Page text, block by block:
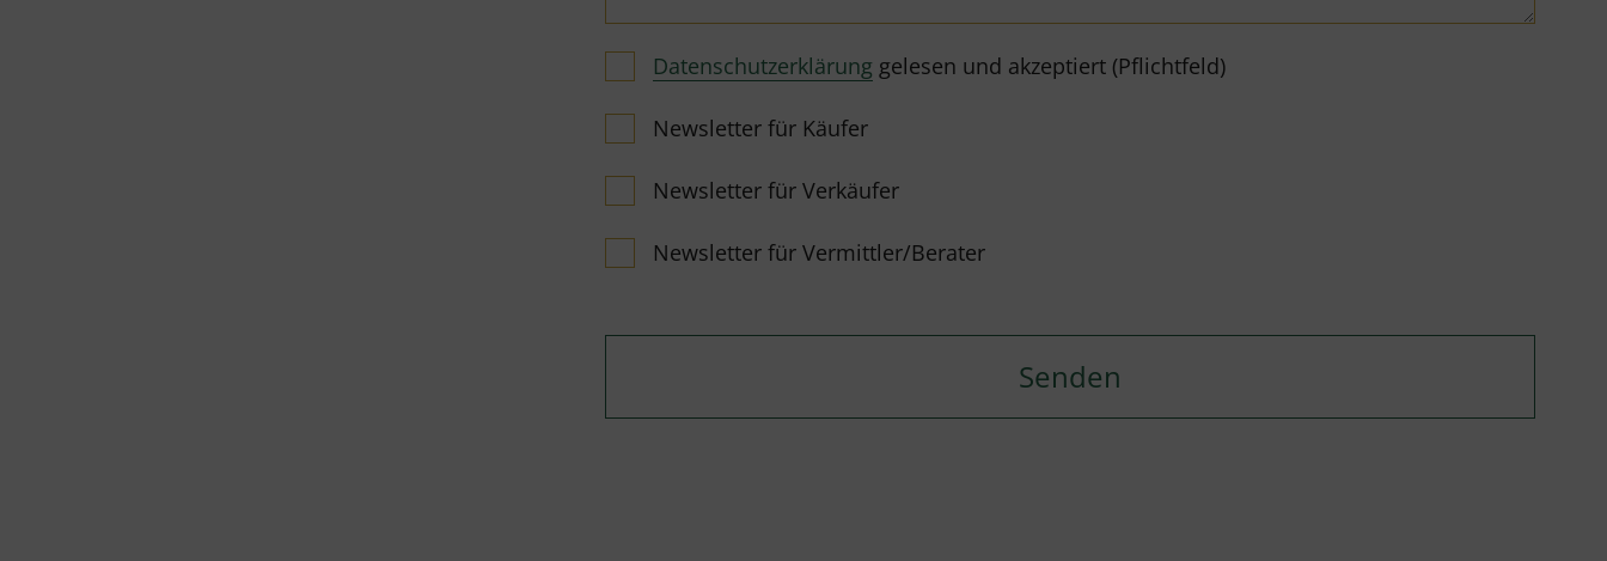
Datenschutzerklärung gelesen und akzeptiert (Pflichtfeld)
Newsletter für Käufer
Newsletter für Verkäufer
Newsletter für Vermittler/Berater